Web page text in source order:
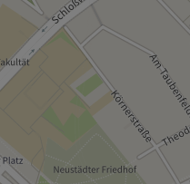
Was unsere Kunden
Professionell 12 Herzlich
5